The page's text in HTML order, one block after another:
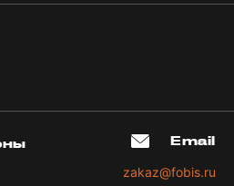
Email
zakaz@fobis.ru